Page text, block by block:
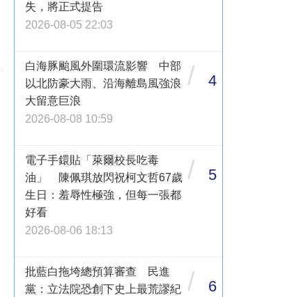
失，將正式提告
2026-08-05 22:03
白海豚颱風外圍環流影響 中部
以北防豪大雨、沿海離島風強浪
大留意巨浪
2026-08-08 10:59
/ 4
電子手鐶貼「萊爾校長吃毒
油」 陳佩琪放閃祝柯文哲67歲
生日：羞辱性極強，但每一張都
好看
2026-08-06 18:13
/ 5
批藍白拖垮總預算審查 民進
黨：立法院恐創下史上最荒謬紀 / 6